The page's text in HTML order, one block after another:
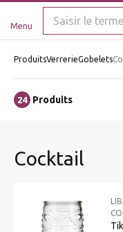
Menu
ProduitsVerrerieGobelets
24 Produits
Cocktail